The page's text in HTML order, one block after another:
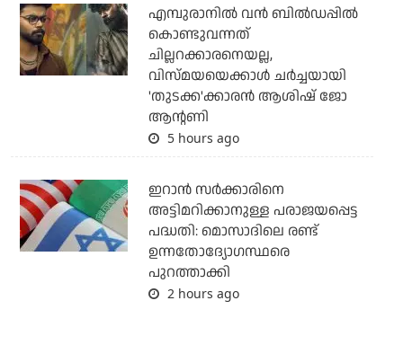
എമ്പുരാനില്‍ വന്‍ ബില്‍ഡപ്പില്‍
കൊണ്ടുവന്നത്
ചില്ലറക്കാരനെയല്ല,
വിസ്മയയെക്കാള്‍ ചര്‍ച്ചയായി
'തുടക്ക'ക്കാരന്‍ ആശിഷ് ജോ
ആന്റണി
5 hours ago
ഇറാന്‍ സര്‍ക്കാരിനെ
അട്ടിമറിക്കാനുള്ള പരാജയപ്പെട്ട
പദ്ധതി: മൊസാദിലെ രണ്ട്
ഉന്നതോദ്യോഗസ്ഥരെ
പുറത്താക്കി
2 hours ago